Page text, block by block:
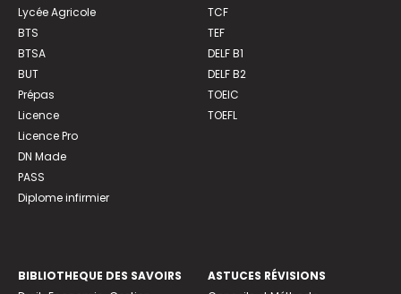
Lycée Agricole
BTS
BTSA
BUT
Prépas
Licence
Licence Pro
DN Made
PASS
Diplome infirmier
TCF
TEF
DELF B1
DELF B2
TOEIC
TOEFL
BIBLIOTHEQUE DES SAVOIRS
ASTUCES RÉVISIONS